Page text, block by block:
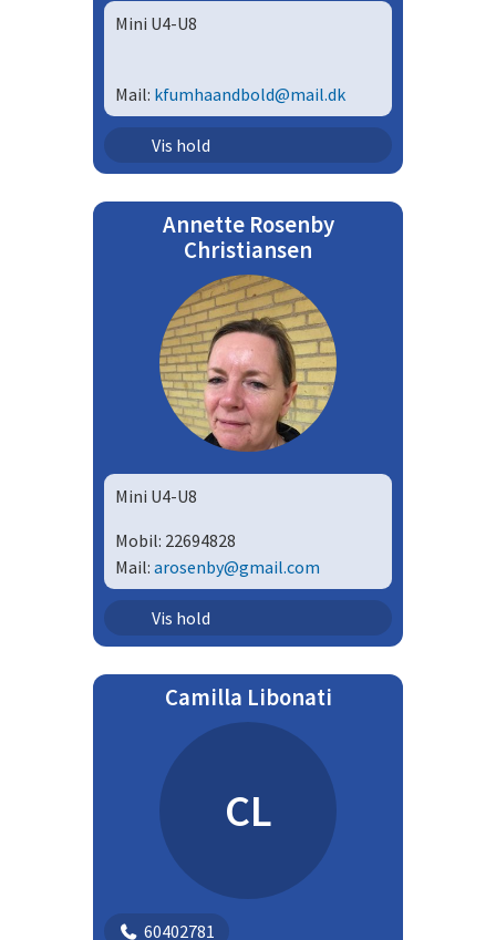
Mini U4-U8
Mail: kfumhaandbold@mail.dk
Vis hold
Ungdom - mix | U05
Ungdom - mix | U07
Ungdom - mix | U08
Annette Rosenby
Christiansen
Mini U4-U8
Mobil: 22694828
Mail: arosenby@gmail.com
Vis hold
Ungdom - mix | U05
Ungdom - mix | U07
Ungdom - mix | U08
Camilla Libonati
CL
60402781